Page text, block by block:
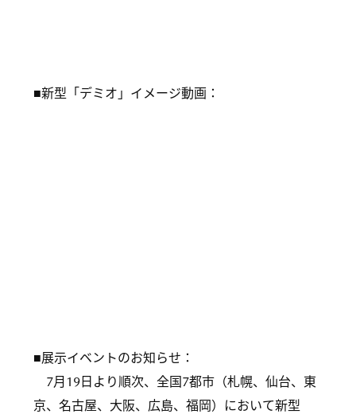
■新型「デミオ」イメージ動画：
■展示イベントのお知らせ：
7月19日より順次、全国7都市（札幌、仙台、東
京、名古屋、大阪、広島、福岡）において新型